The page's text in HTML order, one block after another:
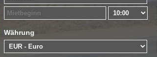
Währung